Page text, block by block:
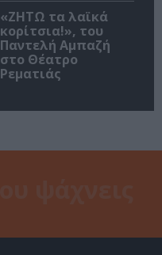
«ΖΗΤΩ τα λαϊκά
κορίτσια!», του
Παντελή Αμπαζή
στο Θέατρο
Ρεματιάς